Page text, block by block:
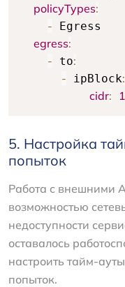
policyTypes:
- Egress
egress:
- to:
- ipBlock:
cidr:
5. Настройка
попыток
Работа с внешними
возможностью
недоступности
оставалось
настроить тайм-
попыток.